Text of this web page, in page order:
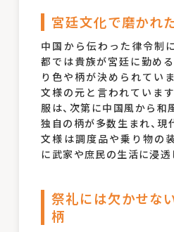
宮廷文化で磨かれ
中国から伝わった律令制
都では貴族が宮廷に勤め
り色や柄が決められてい
文様の元と言われていま
服は、次第に中国風から和
独自の柄が多数生まれ、現
文様は調度品や乗り物の
に武家や庶民の生活に浸透
祭礼には欠かせな
柄